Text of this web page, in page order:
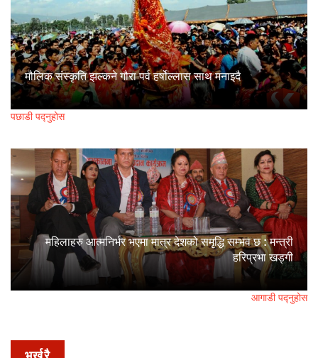
मौलिक संस्कृति झल्कने गौरा पर्व हर्षोल्लास साथ मनाइदै
पछाडी पद्नुहोस
महिलाहरु आत्मनिर्भर भएमा मात्र देशको समृद्धि सम्भव छ : मन्त्री
हरिप्रभा खड्गी
आगाडी पद्नुहोस